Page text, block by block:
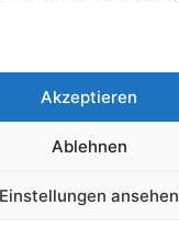
Akzeptieren
Ablehnen
Einstellungen ansehen
BAG